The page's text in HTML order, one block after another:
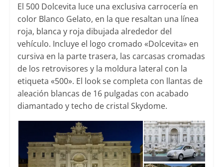
El 500 Dolcevita luce una exclusiva carrocería en
color Blanco Gelato, en la que resaltan una línea
roja, blanca y roja dibujada alrededor del
vehículo. Incluye el logo cromado «Dolcevita» en
cursiva en la parte trasera, las carcasas cromadas
de los retrovisores y la moldura lateral con la
etiqueta «500». El look se completa con llantas de
aleación blancas de 16 pulgadas con acabado
diamantado y techo de cristal Skydome.